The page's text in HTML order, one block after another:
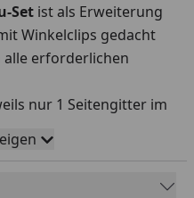
Set ist als Erweiterung
Winkelclips gedacht
erforderlichen
nur 1 Seitengitter im